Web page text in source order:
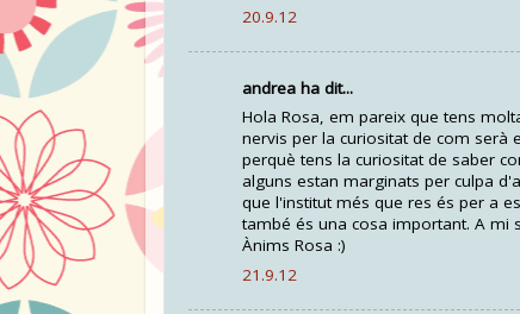
20.9.12
andrea ha dit...
Hola Rosa, em pareix que tens
nervis per la curiositat de com serà
perquè tens la curiositat de saber
alguns estan marginats per culpa
que l'institut més que res és per a
també és una cosa important. A mi
Ànims Rosa :)
21.9.12